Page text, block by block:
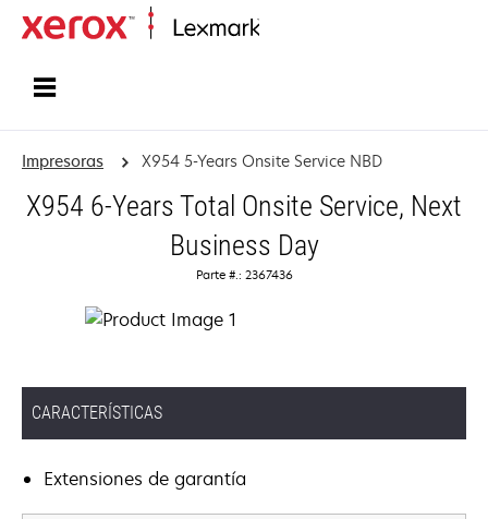
Impresoras X954 5-Years Onsite Service NBD
X954 6-Years Total Onsite Service, Next
Business Day
Parte #.: 2367436
CARACTERÍSTICAS
Extensiones de garantía